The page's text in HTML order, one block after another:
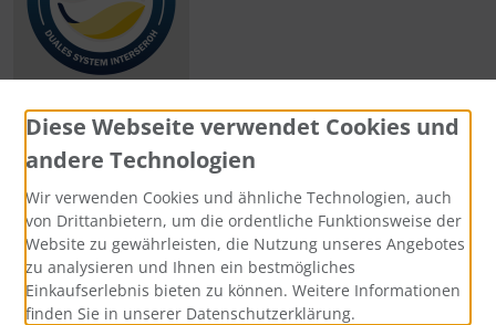
Zahlungsmethoden
Social Media
Diese Webseite verwendet Cookies und
andere Technologien
Wir verwenden Cookies und ähnliche Technologien, auch
von Drittanbietern, um die ordentliche Funktionsweise der
Website zu gewährleisten, die Nutzung unseres Angebotes
zu analysieren und Ihnen ein bestmögliches
Einkaufserlebnis bieten zu können. Weitere Informationen
finden Sie in unserer Datenschutzerklärung.